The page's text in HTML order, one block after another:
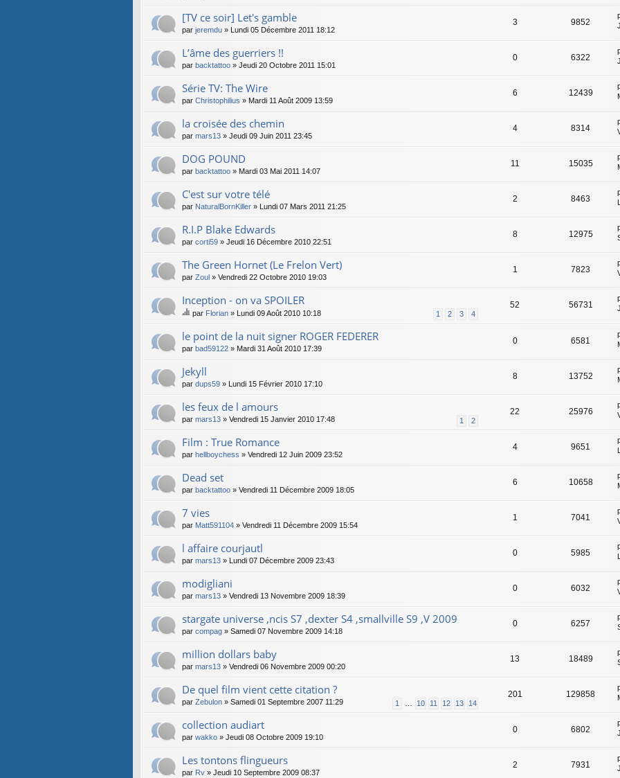
[TV ce soir] Let's gamble
par jeremdu » Lundi 05 Décembre 2011 18:12
3 9852
L’âme des guerriers !!
par backtattoo » Jeudi 20 Octobre 2011 15:01
0 6322
Série TV: The Wire
par Christophilius » Mardi 11 Août 2009 13:59
6 12439
la croisée des chemin
par mars13 » Jeudi 09 Juin 2011 23:45
4 8314
DOG POUND
par backtattoo » Mardi 03 Mai 2011 14:07
11 15035
C'est sur votre télé
par NaturalBornKiller » Lundi 07 Mars 2011 21:25
2 8463
R.I.P Blake Edwards
par corti59 » Jeudi 16 Décembre 2010 22:51
8 12975
The Green Hornet (Le Frelon Vert)
par Zoul » Vendredi 22 Octobre 2010 19:03
1 7823
Inception - on va SPOILER
1 2 3 4
e
su
co
en
t
un
so
nd
e.
par Florian » Lundi 09 Août 2010 10:18
52 56731
le point de la nuit signer ROGER FEDERER
par bad59122 » Mardi 31 Août 2010 17:39
0 6581
Jekyll
par dups59 » Lundi 15 Février 2010 17:10
8 13752
les feux de l amours
1 2
par mars13 » Vendredi 15 Janvier 2010 17:48
22 25976
Film : True Romance
par hellboychess » Vendredi 12 Juin 2009 23:52
4 9651
Dead set
par backtattoo » Vendredi 11 Décembre 2009 18:05
6 10658
7 vies
par Matt591104 » Vendredi 11 Décembre 2009 15:54
1 7041
l affaire courjautl
par mars13 » Lundi 07 Décembre 2009 23:43
0 5985
modigliani
par mars13 » Vendredi 13 Novembre 2009 18:39
0 6032
stargate universe ,ncis S7 ,dexter S4 ,smallville S9 ,V 2009
par compag » Samedi 07 Novembre 2009 14:18
0 6257
million dollars baby
par mars13 » Vendredi 06 Novembre 2009 00:20
13 18489
De quel film vient cette citation ?
1 … 10 11 12 13 14
par Zebulon » Samedi 01 Septembre 2007 11:29
201 129858
collection audiart
par wakko » Jeudi 08 Octobre 2009 19:10
0 6802
Les tontons flingueurs
par Rv » Jeudi 10 Septembre 2009 08:37
2 7931